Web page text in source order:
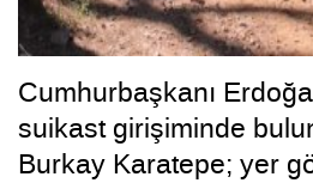
Cumhurbaşkanı
suikast girişiminde
Burkay Karatepe; yer